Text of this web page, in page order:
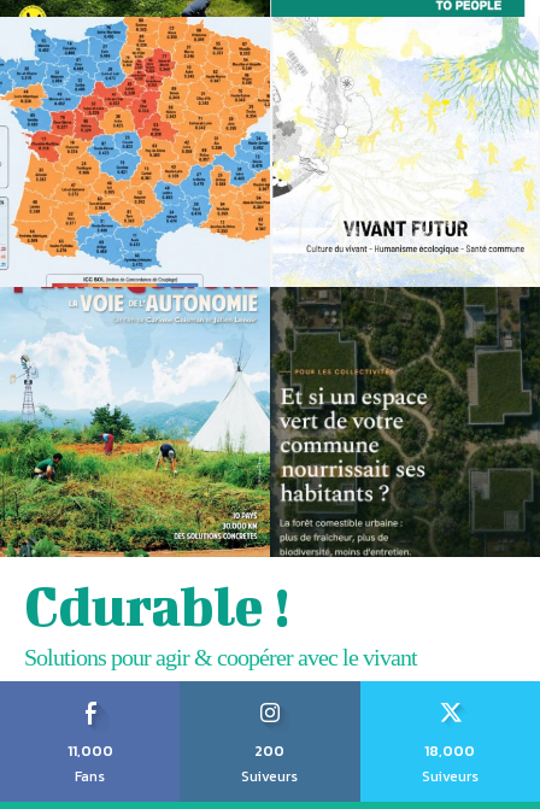
Cdurable !
Solutions pour agir & coopérer avec le vivant
11,000
Fans
200
Suiveurs
18,000
Suiveurs